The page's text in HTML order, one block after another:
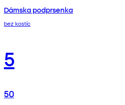
Dámska podprsenka
bez kostíc
5
50